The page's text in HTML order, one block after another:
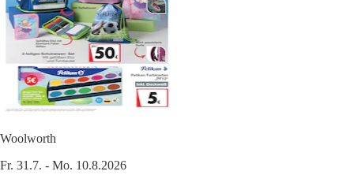
Woolworth
Fr. 31.7. - Mo. 10.8.2026